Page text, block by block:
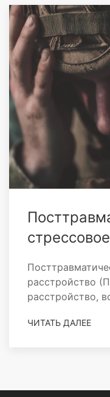
расстройство
расстройство,
ЧИТАТЬ ДАЛЕЕ